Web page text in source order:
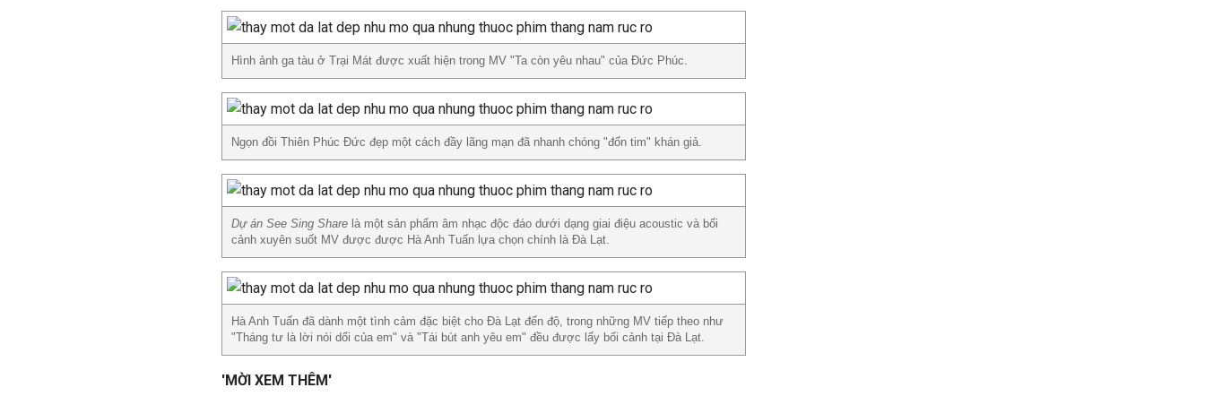
Hình ảnh ga tàu ở Trại Mát được xuất hiện trong MV "Ta còn yêu nhau" của Đức Phúc.
Ngọn đồi Thiên Phúc Đức đẹp một cách đầy lãng mạn đã nhanh chóng "đốn tim" khán giả.
Dự án See Sing Share là một sản phẩm âm nhạc độc đáo dưới dạng giai điệu acoustic và bối
cảnh xuyên suốt MV được được Hà Anh Tuấn lựa chọn chính là Đà Lạt.
Hà Anh Tuấn đã dành một tình cảm đặc biệt cho Đà Lạt đến độ, trong những MV tiếp theo như
"Tháng tư là lời nói dối của em" và "Tái bút anh yêu em" đều được lấy bối cảnh tại Đà Lạt.
'MỜI XEM THÊM'